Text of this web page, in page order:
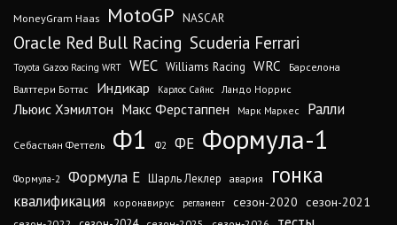
MoneyGram Haas MotoGP NASCAR
Oracle Red Bull Racing Scuderia Ferrari
Toyota Gazoo Racing WRT WEC Williams Racing WRC
Барселона
Валттери Боттас
Индикар Карлос Сайнс Ландо Норрис
Льюис Хэмилтон Макс Ферстаппен Марк Маркес Ралли
Себастьян Феттель Ф1 Ф2 ФЕ Формула-1
Формула-2 Формула Е Шарль Леклер авария гонка
квалификация коронавирус регламент сезон-2020 сезон-2021